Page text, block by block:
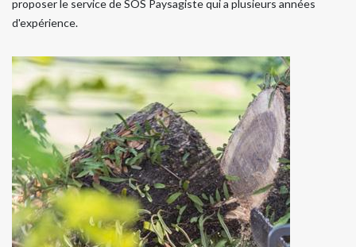
proposer le service de SOS Paysagiste qui a plusieurs années
d'expérience.